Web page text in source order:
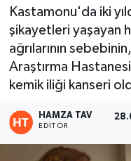
Kastamonu'da iki
şikayetleri yaşayan
ağrılarının
Araştırma
kemik iliği kanseri
HAMZA TAV
EDITÖR
Eğitim
Teknoloji